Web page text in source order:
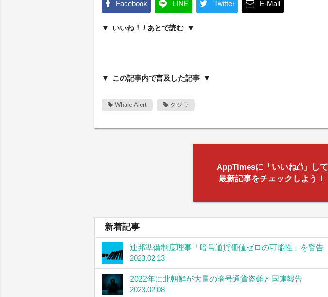
Facebook LINE Twitter E-Mail
いいね！ / あとで読む
この記事内で言及した記事
Whale Alert クジラ
AppTimesに「いいね
」して
最新記事をチェックしよう！
新着記事
連邦準備制度理事「暗号通貨価値ゼロの可能性」を警告
2023.02.13
2022年に北朝鮮が大量の暗号通貨盗難と国連報告
2023.02.08